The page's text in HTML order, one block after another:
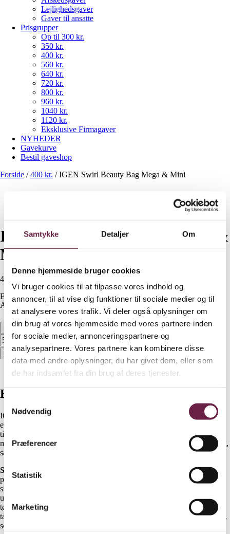
Samtykke Detaljer Om
Denne hjemmeside bruger cookies
Vi bruger cookies til at tilpasse vores indhold og
annoncer, til at vise dig funktioner til sociale medier og til
at analysere vores trafik. Vi deler også oplysninger om
din brug af vores hjemmeside med vores partnere inden
for sociale medier, annonceringspartnere og
analysepartnere. Vores partnere kan kombinere disse
data med andre oplysninger, du har givet dem, eller som
de har indsamlet fra din brug af deres tjenester.
Samtykkevalg
Nødvendig
Præferencer
Statistik
Marketing
Lejlighedsgaver
Gaver til ansatte
Prisgrupper
Op til 300 kr.
350 kr.
400 kr.
560 kr.
640 kr.
720 kr.
800 kr.
960 kr.
1040 kr.
1120 kr.
Eksklusive Firmagaver
NYHEDER
Gavekurve
Bestil gaveshop
Forside /400 kr. /IGEN Swirl Beauty Bag Mega & Mini
IGEN Swirl Beauty Bag Mega &
Mini
400,00
Ekskl. moms
Available on backorder
IGEN Swirl Beauty Bag Mega & Mini antal
Bestil
Beskrivelse
Beskrivelse
IGEN Swirl Beauty Bag Mega & Mini kombinerer funktionalitet med
et blødt, quiltet design og IGENs karakteristiske swirl-mønster – ideel
til længere rejser og weekendture, hvor du skal hele selfcare-rutinen
med. Derudover har toilettasken hank, IGEN-lynlås og datomærkning,
så altid har styr på produktets levetid.
Swirl Beauty Bag Mega & Mini
er skabt af 100% genanvendt
polyester, skabt af genanvendte plastikflasker. Det gør at tasken er
slidstærk og praktisk og kan bruges igen og igen, mange år frem. Det
ud- og indvendige materiale tåler samtidig væske, så tasken let kan
tørres fri fra spild fra f.eks. makeup eller shampoo. Derudover er
tasken rummelig og designet med en lynlåslukning og en strop i siden,
som gør den perfekt til ophæng på badeværelset.